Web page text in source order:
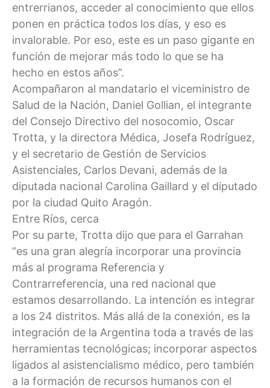
entrerrianos, acceder al conocimiento que ellos
ponen en práctica todos los días, y eso es
invalorable. Por eso, este es un paso gigante en
función de mejorar más todo lo que se ha
hecho en estos años”.
Acompañaron al mandatario el viceministro de
Salud de la Nación, Daniel Gollian, el integrante
del Consejo Directivo del nosocomio, Oscar
Trotta, y la directora Médica, Josefa Rodríguez,
y el secretario de Gestión de Servicios
Asistenciales, Carlos Devani, además de la
diputada nacional Carolina Gaillard y el diputado
por la ciudad Quito Aragón.
Entre Ríos, cerca
Por su parte, Trotta dijo que para el Garrahan
“es una gran alegría incorporar una provincia
más al programa Referencia y
Contrarreferencia, una red nacional que
estamos desarrollando. La intención es integrar
a los 24 distritos. Más allá de la conexión, es la
integración de la Argentina toda a través de las
herramientas tecnológicas; incorporar aspectos
ligados al asistencialismo médico, pero también
a la formación de recursos humanos con el